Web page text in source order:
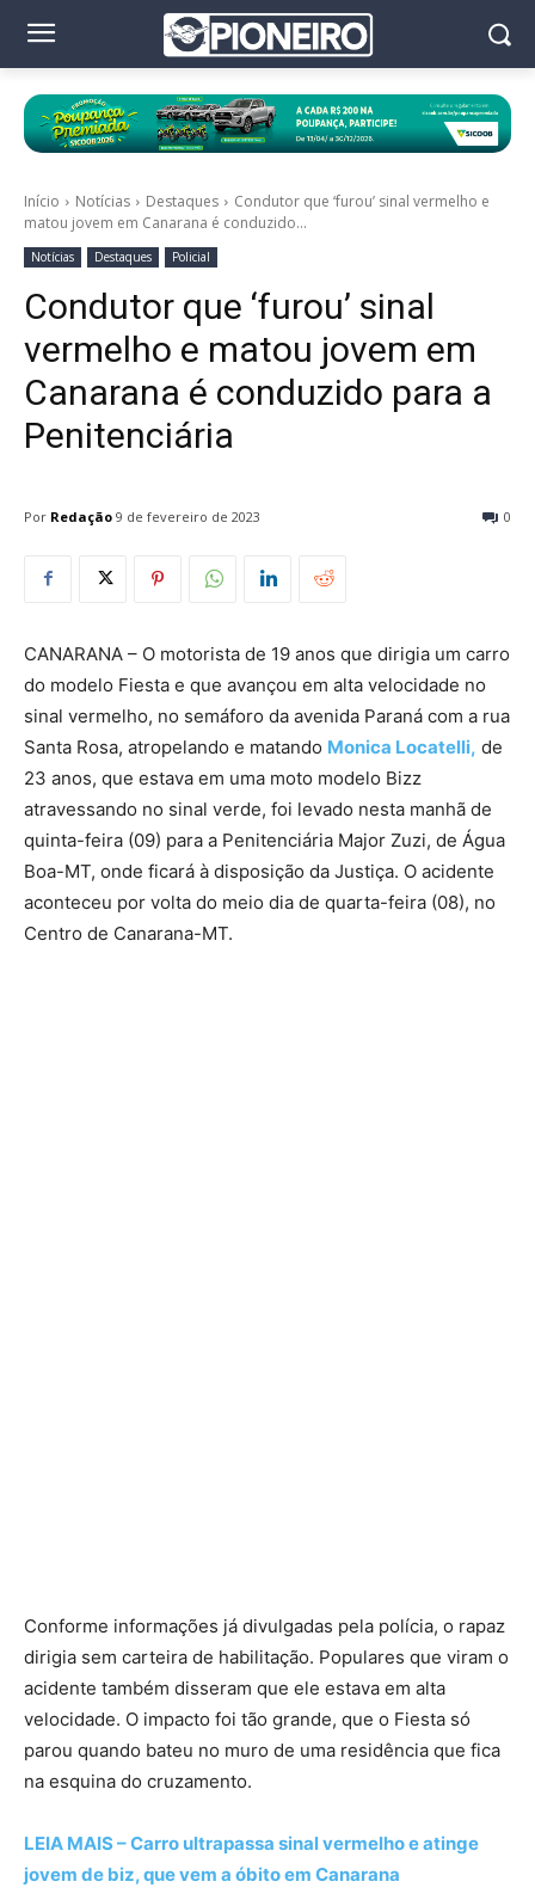
Início Notícias Destaques
Condutor que ‘furou’ sinal vermelho e
matou jovem em Canarana é conduzido...
Notícias Destaques Policial
Condutor que ‘furou’ sinal
vermelho e matou jovem em
Canarana é conduzido para a
Penitenciária
Por Redação 0
9 de fevereiro de 2023
CANARANA – O motorista de 19 anos que dirigia um carro
do modelo Fiesta e que avançou em alta velocidade no
sinal vermelho, no semáforo da avenida Paraná com a rua
Santa Rosa, atropelando e matando Monica Locatelli, de
23 anos, que estava em uma moto modelo Bizz
atravessando no sinal verde, foi levado nesta manhã de
quinta-feira (09) para a Penitenciária Major Zuzi, de Água
Boa-MT, onde ficará à disposição da Justiça. O acidente
aconteceu por volta do meio dia de quarta-feira (08), no
Centro de Canarana-MT.
Conforme informações já divulgadas pela polícia, o rapaz
dirigia sem carteira de habilitação. Populares que viram o
acidente também disseram que ele estava em alta
velocidade. O impacto foi tão grande, que o Fiesta só
parou quando bateu no muro de uma residência que fica
na esquina do cruzamento.
LEIA MAIS – Carro ultrapassa sinal vermelho e atinge
jovem de biz, que vem a óbito em Canarana